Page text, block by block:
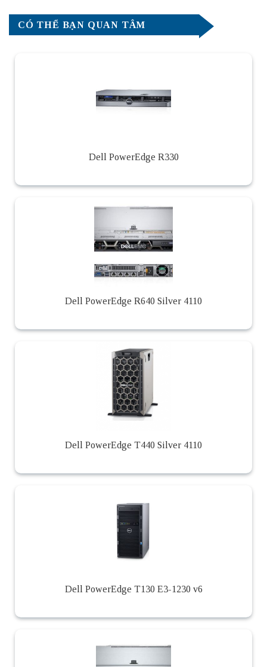
CÓ THỂ BẠN QUAN TÂM
Dell PowerEdge R330
Dell PowerEdge R640 Silver 4110
Dell PowerEdge T440 Silver 4110
Dell PowerEdge T130 E3-1230 v6